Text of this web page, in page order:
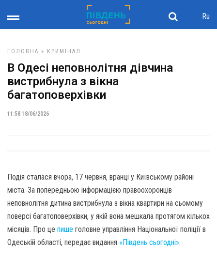
Ru
ГОЛОВНА » КРИМІНАЛ
В Одесі неповнолітня дівчина
вистрибнула з вікна
багатоповерхівки
11:58 18/06/2026
Подія сталася вчора, 17 червня, вранці у Київському районі
міста. За попередньою інформацією правоохоронців
неповнолітня дитина вистрибнула з вікна квартири на сьомому
поверсі багатоповерхівки, у якій вона мешкала протягом кількох
місяців. Про це пише головне управління Національної поліції в
Одеській області, передає видання «Південь сьогодні».